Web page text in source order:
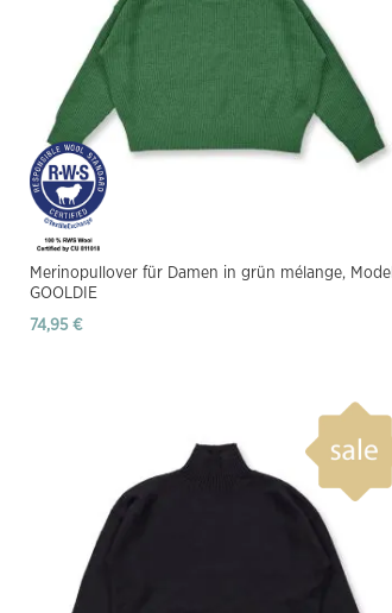
Merinopullover für Damen in grün mélange, Modell
GOOLDIE
74,95 €